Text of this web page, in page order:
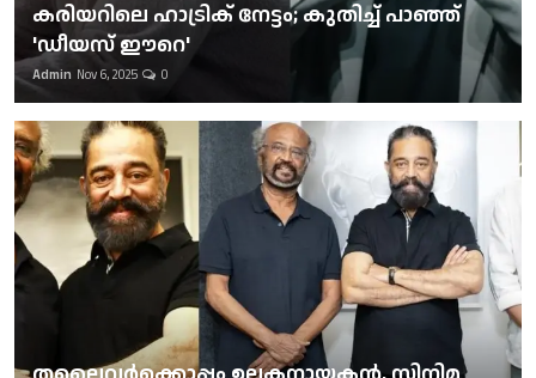
കരിയറിലെ ഹാട്രിക് നേട്ടം; കുതിച്ച് പാഞ്ഞ്
'ഡീയസ് ഈറെ'
Admin Nov 6, 2025 0